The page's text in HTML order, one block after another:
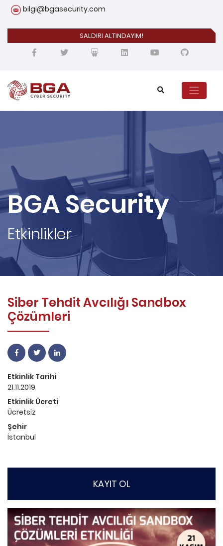
bilgi@bgasecurity.com
SALDIRI ALTINDAYIM!
BGA Security
Etkinlikler
Siber Tehdit Avcılığı Sandbox
Çözümleri
Etkinlik Tarihi
21.11.2019
Etkinlik Ücreti
Ücretsiz
Şehir
İstanbul
KAYIT OL